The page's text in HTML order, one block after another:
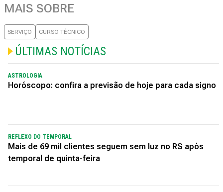
MAIS SOBRE
SERVIÇO CURSO TÉCNICO
ÚLTIMAS NOTÍCIAS
ASTROLOGIA
Horóscopo: confira a previsão de hoje para cada signo
REFLEXO DO TEMPORAL
Mais de 69 mil clientes seguem sem luz no RS após
temporal de quinta-feira